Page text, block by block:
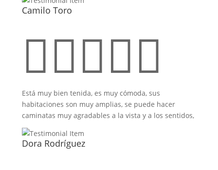
Camilo Toro

Está muy bien tenida, es muy cómoda, sus
habitaciones son muy amplias, se puede hacer
caminatas muy agradables a la vista y a los sentidos,
Dora Rodríguez